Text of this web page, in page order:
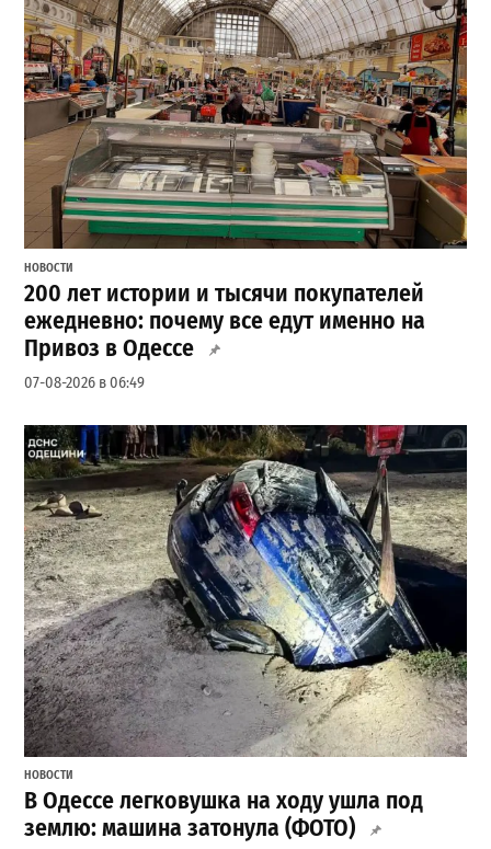
НОВОСТИ
200 лет истории и тысячи покупателей
ежедневно: почему все едут именно на
Привоз в Одессе
07-08-2026 в 06:49
НОВОСТИ
В Одессе легковушка на ходу ушла под
землю: машина затонула (ФОТО)